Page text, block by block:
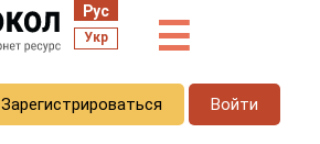
Рус
Укр ☰
Зарегистрироваться Войти